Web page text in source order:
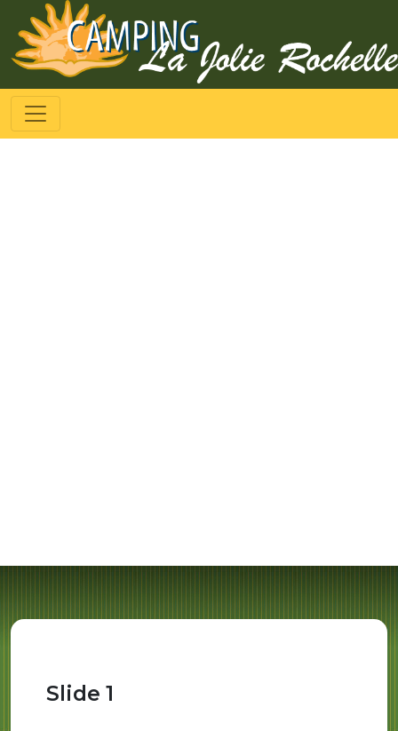
Toggle navigation
Slide 1